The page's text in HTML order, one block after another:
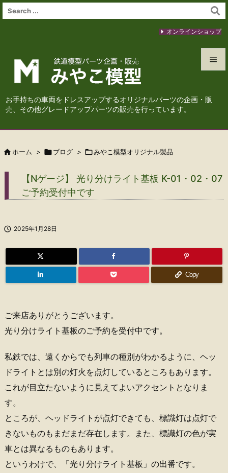
お手持ちの車両をドレスアップするオリジナルパーツの企画・販
売、その他グレードアップパーツの販売を行っています。




オンラインショップ
 ホーム > ブログ > みやこ模型オリジナル製品
【Nゲージ】 光り分けライト基板 K-01・02・07
ご予約受付中です
 2025年1月28日
Copy
ご来店ありがとうございます。
光り分けライト基板のご予約を受付中です。
私鉄では、遠くからでも列車の種別がわかるように、ヘッ
ドライトとは別の灯火を点灯しているところもあります。
これが目立たないように見えてよいアクセントとなりま
す。
ところが、ヘッドライトが点灯できても、標識灯は点灯で
きないものもまだまだ存在します。また、標識灯の色が実
車とは異なるものもあります。
というわけで、「光り分けライト基板」の出番です。